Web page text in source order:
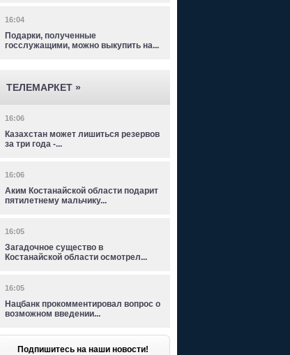
16:04
Подарки, полученные
госслужащими, можно выкупить на...
ТЕЛЕМАРКЕТ »
16:06
Казахстан может лишиться резервов
за три года -...
16:06
Аким Костанайской области подарит
пятилетнему мальчику...
16:05
Загадочное существо в
Костанайской области осмотрел...
16:05
Нацбанк прокомментировал вопрос о
возможном введении...
Подпишитесь на наши новости!